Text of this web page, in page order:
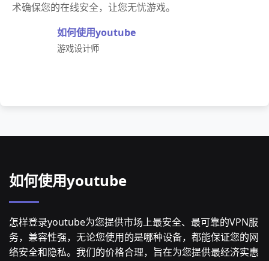
术确保您的在线安全，让您无忧游戏。
如何使用youtube
游戏设计师
如何使用youtube
怎样登录youtube为您提供市场上最安全、最可靠的VPN服
务，兼容性强，无论您使用的是哪种设备，都能保证您的网
络安全和隐私。我们的价格合理，旨在为您提供最经济实惠